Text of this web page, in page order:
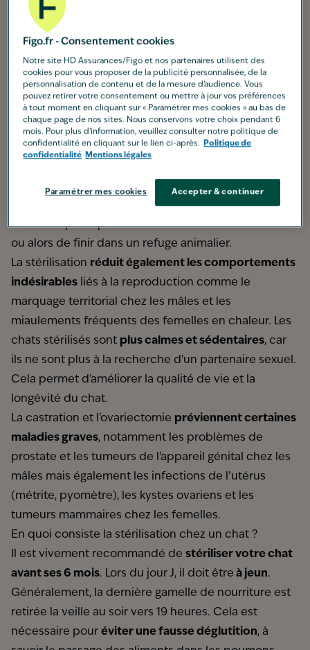
Pourquoi stériliser son chat ?
Cette opération de convenance réalisée
généralement avant les premières chaleurs présente
un premier temps, cela aide àcontrôler la
les portées de chatonsnon
désirées qui risquent d’être abandonnés dans la rue
ou alors de finir dans un refuge animalier.
La stérilisation réduit également les comportements
indésirables liés à la reproduction comme le
marquage territorial chez les mâles et les
miaulements fréquents des femelles en chaleur. Les
chats stérilisés sont plus calmes et sédentaires, car
ils ne sont plus à la recherche d'un partenaire sexuel.
Cela permet d'améliorer la qualité de vie et la
longévité du chat.
La castration et l'ovariectomie préviennent certaines
maladies graves, notamment les problèmes de
prostate et les tumeurs de l'appareil génital chez les
mâles mais également les infections de l’utérus
(métrite, pyomètre), les kystes ovariens et les
tumeurs mammaires chez les femelles.
En quoi consiste la stérilisation chez un chat ?
Il est vivement recommandé de stériliser votre chat
avant ses 6 mois. Lors du jour J, il doit être à jeun.
Généralement, la dernière gamelle de nourriture est
retirée la veille au soir vers 19 heures. Cela est
nécessaire pour éviter une fausse déglutition, à
Figo.fr - Consentement cookies
Notre site HD Assurances/Figo et nos partenaires utilisent des
cookies pour vous proposer de la publicité personnalisée, de la
personnalisation de contenu et de la mesure d’audience. Vous
pouvez retirer votre consentement ou mettre à jour vos préférences
à tout moment en cliquant sur « Paramétrer mes cookies » au bas de
chaque page de nos sites. Nous conservons votre choix pendant 6
mois. Pour plus d'information, veuillez consulter notre politique de
confidentialité en cliquant sur le lien ci-après.
Politique de
confidentialité Mentions légales
Accepter & continuer
Paramétrer mes cookies